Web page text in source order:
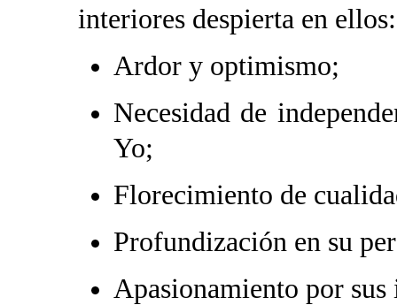
interiores despierta en ellos:
Ardor y optimismo;
Necesidad de
Yo;
Florecimiento de
Profundización en su
Apasionamiento por sus